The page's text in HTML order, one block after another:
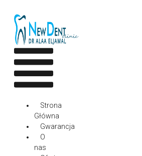
treści
Menu
Strona
Główna
Gwarancja
O
nas